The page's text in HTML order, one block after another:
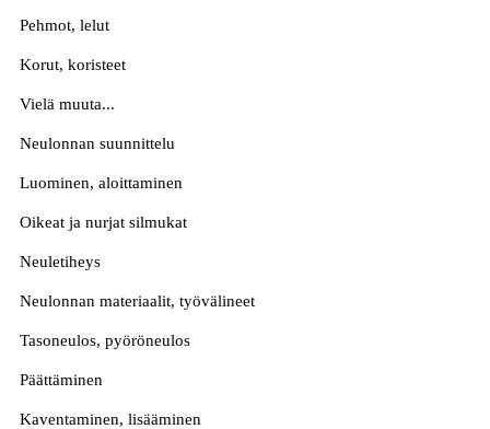
Pehmot, lelut
Korut, koristeet
Vielä muuta...
Neulonnan suunnittelu
Luominen, aloittaminen
Oikeat ja nurjat silmukat
Neuletiheys
Neulonnan materiaalit, työvälineet
Tasoneulos, pyöröneulos
Päättäminen
Kaventaminen, lisääminen